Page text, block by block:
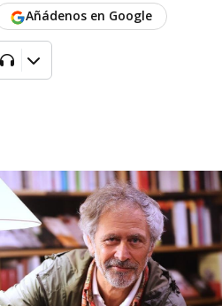
Añádenos en Google